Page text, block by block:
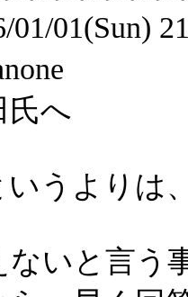
01/01(Sun)
氏へ
いうよりは
ないと言う